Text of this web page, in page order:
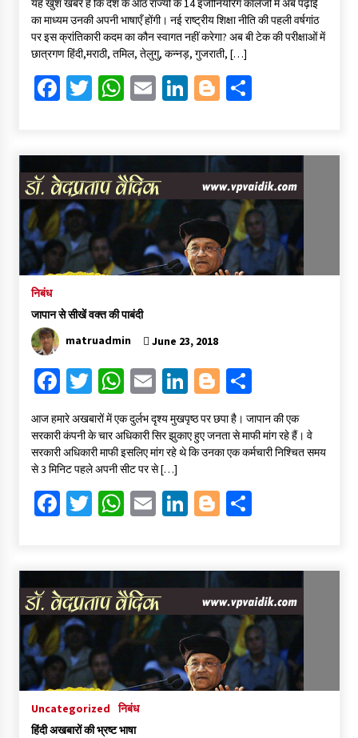
b
o
o
k
tt
er
at
sA
p
p
ai
l
ke
dI
n
gg
er
ar
e
यह खुश खबर है कि देश के आठ राज्यों के 14 इंजीनियरिंग कालेजों में अब पढ़ाई
का माध्यम उनकी अपनी भाषाएँ होंगी। नई राष्ट्रीय शिक्षा नीति की पहली वर्षगांठ
पर इस क्रांतिकारी कदम का कौन स्वागत नहीं करेगा? अब बी टेक की परीक्षाओं में
छात्रगण हिंदी,मराठी, तमिल, तेलुगु, कन्नड़, गुजराती, […]
Fa
o
o
k
T
er
W
sA
p
p
E
l
Li
dI
Bl
er
S
e
निबंध
जापान से सीखें वक्त की पाबंदी
matruadmin
June 23, 2018
Fa
ce
b
o
o
k
T
wi
tt
er
W
at
sA
p
p
E
ai
l
Li
ke
dI
n
Bl
o
gg
er
S
ar
e
आज हमारे अखबारों में एक दुर्लभ दृश्य मुखपृष्ठ पर छपा है। जापान की एक
सरकारी कंपनी के चार अधिकारी सिर झुकाए हुए जनता से माफी मांग रहे हैं। वे
सरकारी अधिकारी माफी इसलिए मांग रहे थे कि उनका एक कर्मचारी निश्चित समय
से 3 मिनिट पहले अपनी सीट पर से […]
Fa
o
o
k
T
er
W
sA
p
p
E
l
Li
dI
Bl
er
S
e
Uncategorized निबंध
हिंदी अखबारों की भ्रष्ट भाषा